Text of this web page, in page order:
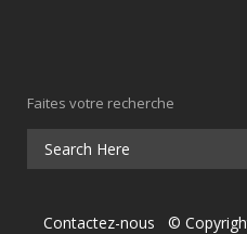
Faites votre recherche
Contactez-nous ©